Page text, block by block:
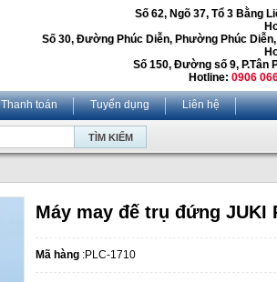
Số 62, Ngõ 37, Tổ 3 Bằng
Số 30, Đường Phúc Diễn, Phường Phúc
Số 150, Đường số 9, P.Tân
Hotline: 0906
Thanh toán Tuyển dụng Liên hệ
Máy may đế trụ đứng JUKI
Mã hàng :PLC-1710